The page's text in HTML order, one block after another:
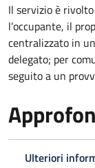
Il servizio è
l’occupante, il
centralizzato in
delegato; per
seguito a un
Ulteriori